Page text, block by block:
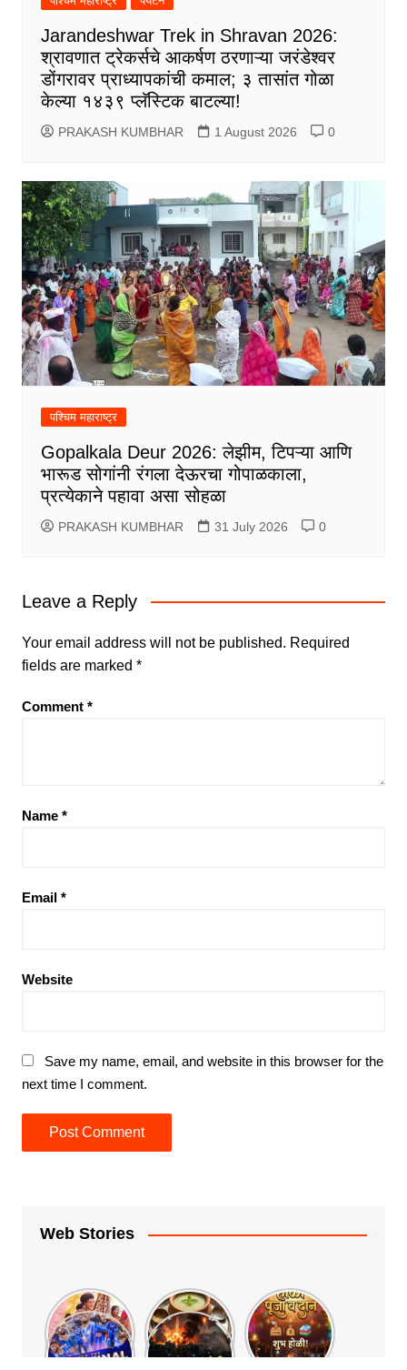
Jarandeshwar Trek in Shravan 2026:
श्रावणात ट्रेकर्सचे आकर्षण ठरणाऱ्या जरंडेश्वर
डोंगरावर प्राध्यापकांची कमाल; ३ तासांत गोळा
केल्या १४३९ प्लॅस्टिक बाटल्या!
PRAKASH KUMBHAR 1 August 2026 0
पश्चिम महाराष्ट्र
Gopalkala Deur 2026: लेझीम, टिपऱ्या आणि
भारूड सोगांनी रंगला देऊरचा गोपाळकाला,
प्रत्येकाने पहावा असा सोहळा
PRAKASH KUMBHAR 31 July 2026 0
Leave a Reply
Your email address will not be published. Required
fields are marked *
Comment *
Name *
Email *
Website
Save my name, email, and website in this browser for the
next time I comment.
Web Stories